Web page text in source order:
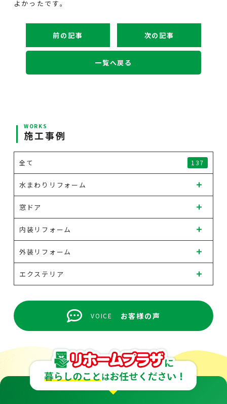
よかったです。
前の記事 次の記事
一覧へ戻る
WORKS
施工事例
全て 137
水まわりリフォーム
窓ドア
内装リフォーム
外装リフォーム
エクステリア
VOICE お客様の声